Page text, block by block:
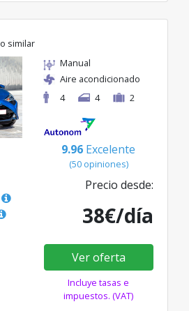
o similar
Manual
Aire acondicionado
4
4 2
9.96 Excelente
(50 opiniones)
Precio desde:
38€/día
Ver oferta
Incluye tasas e
impuestos. (VAT)